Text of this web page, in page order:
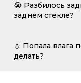
😭 Разбилось
заднем стекле?
💧 Попала влага
делать?